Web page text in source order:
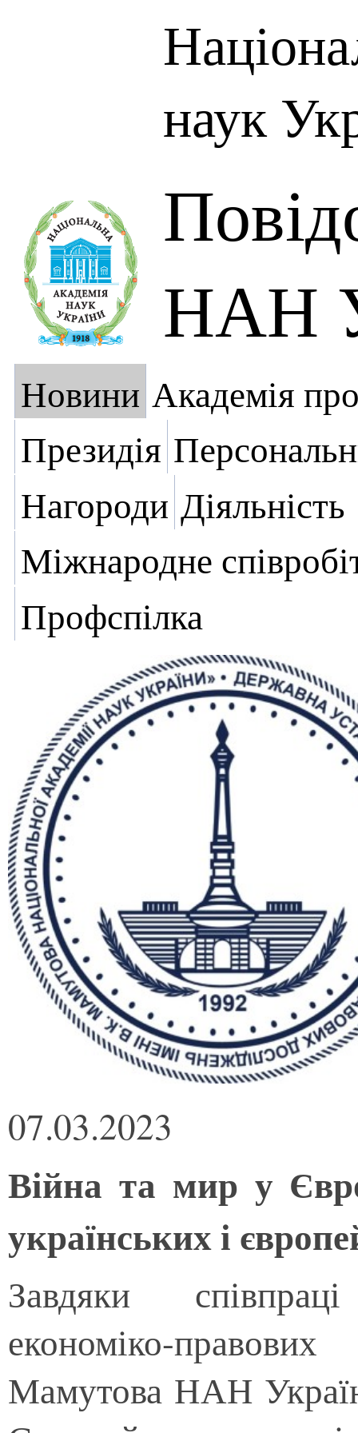
наук
НАН
Новини Академія
Президія
Нагороди Діяльність
Міжнародне
Профспілка
07.03.2023
Війна та мир у
українських і
Завдяки
економіко-
Мамутова НАН